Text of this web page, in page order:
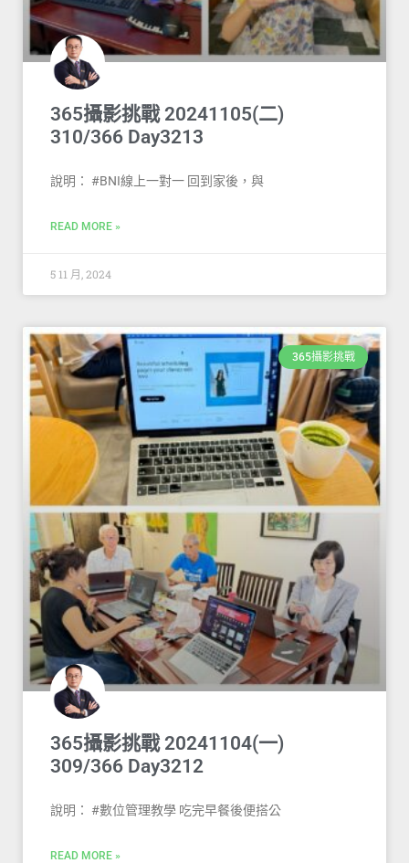
365攝影挑戰 20241105(二)
310/366 Day3213
說明： #BNI線上一對一 回到家後，與
READ MORE »
5 11 月, 2024
365攝影挑戰
365攝影挑戰 20241104(一)
309/366 Day3212
說明： #數位管理教學 吃完早餐後便搭公
READ MORE »